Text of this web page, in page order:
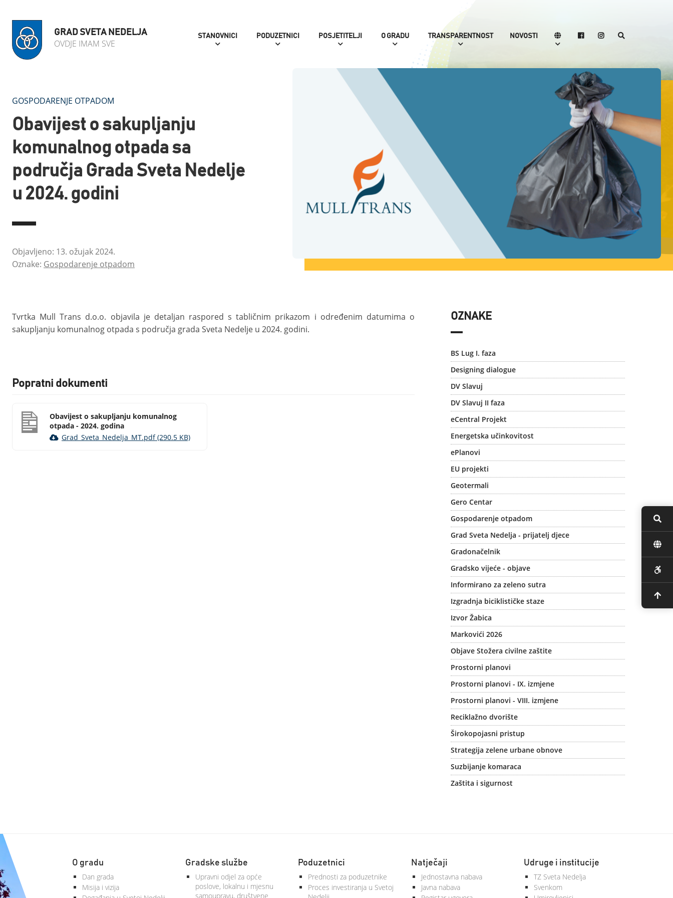
GRAD SVETA NEDELJA
OVDJE IMAM SVE
STANOVNICI PODUZETNICI POSJETITELJI O GRADU TRANSPARENTNOST NOVOSTI
GOSPODARENJE OTPADOM
Obavijest o sakupljanju
komunalnog otpada sa
područja Grada Sveta Nedelje
u 2024. godini
Objavljeno: 13. ožujak 2024.
Oznake: Gospodarenje otpadom
Tvrtka Mull Trans d.o.o. objavila je detaljan raspored s tabličnim prikazom i određenim datumima o
sakupljanju komunalnog otpada s područja grada Sveta Nedelje u 2024. godini.
Popratni dokumenti
Obavijest o sakupljanju komunalnog
otpada - 2024. godina
Grad_Sveta_Nedelja_MT.pdf (290.5 KB)
OZNAKE
BS Lug I. faza
Designing dialogue
DV Slavuj
DV Slavuj II faza
eCentral Projekt
Energetska učinkovitost
ePlanovi
EU projekti
Geotermali
Gero Centar
Gospodarenje otpadom
Grad Sveta Nedelja - prijatelj djece
Gradonačelnik
Gradsko vijeće - objave
Informirano za zeleno sutra
Izgradnja biciklističke staze
Izvor Žabica
Markovići 2026
Objave Stožera civilne zaštite
Prostorni planovi
Prostorni planovi - IX. izmjene
Prostorni planovi - VIII. izmjene
Reciklažno dvorište
Širokopojasni pristup
Strategija zelene urbane obnove
Suzbijanje komaraca
Zaštita i sigurnost
O gradu
Dan grada
Misija i vizija
Gradske službe
Upravni odjel za opće
poslove, lokalnu i mjesnu
samoupravu, društvene
Poduzetnici
Prednosti za poduzetnike
Proces investiranja u Svetoj
Natječaji
Jednostavna nabava
Javna nabava
Udruge i institucije
TZ Sveta Nedelja
Svenkom